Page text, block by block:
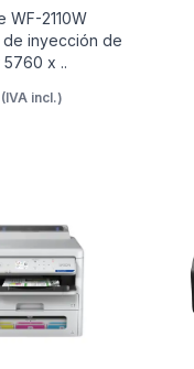
WF-2110W
de inyección de
5760 x ..
(IVA incl.)